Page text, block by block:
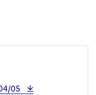
05